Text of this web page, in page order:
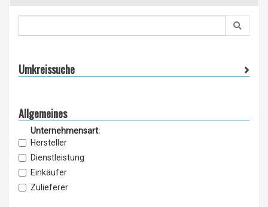
Umkreissuche
Allgemeines
Unternehmensart:
Hersteller
Dienstleistung
Einkäufer
Zulieferer